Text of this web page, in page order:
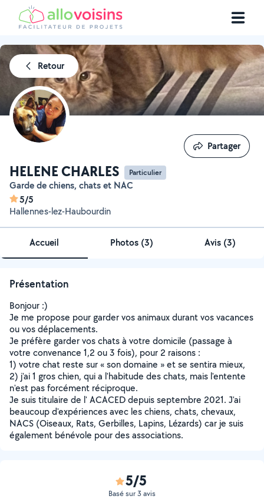
Retour
HELENE CHARLES Particulier
Garde de chiens, chats et NAC
5/5
Hallennes-lez-Haubourdin
Partager
Partager
Accueil Photos (3) Avis (3)
Présentation
Bonjour :)
Je me propose pour garder vos animaux durant vos vacances
ou vos déplacements.
Je préfère garder vos chats à votre domicile (passage à
votre convenance 1,2 ou 3 fois), pour 2 raisons :
1) votre chat reste sur « son domaine » et se sentira mieux,
2) j'ai 1 gros chien, qui a l'habitude des chats, mais l'entente
n'est pas forcément réciproque.
Je suis titulaire de l' ACACED depuis septembre 2021. J'ai
beaucoup d'expériences avec les chiens, chats, chevaux,
NACS (Oiseaux, Rats, Gerbilles, Lapins, Lézards) car je suis
également bénévole pour des associations.
5/5
Basé sur 3 avis